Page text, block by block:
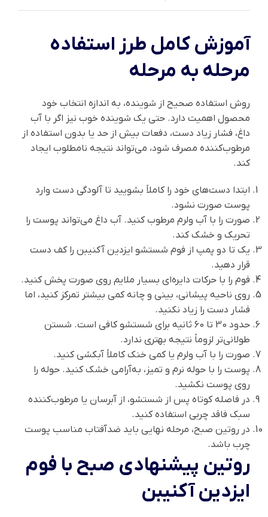
آموزش کامل طرز استفاده
مرحله به مرحله
روش استفاده صحیح از شوینده، به اندازه انتخاب خود
محصول اهمیت دارد. حتی یک شوینده خوب نیز اگر با آب
داغ، فشار زیاد دست، دفعات بیش از حد یا بدون استفاده از
مرطوب‌کننده مصرف شود، می‌تواند نتیجه نامطلوب ایجاد
کند.
ابتدا دست‌های خود را کاملاً بشویید تا آلودگی دست وارد
پوست صورت نشود.
صورت را با آب ولرم مرطوب کنید. آب داغ می‌تواند پوست را
تحریک و خشک کند.
یک تا دو پمپ از فوم شستشو ایزدین آکنیبن را کف دست
قرار دهید.
فوم را با حرکات دایره‌ای بسیار ملایم روی صورت پخش کنید.
روی ناحیه پیشانی، بینی و چانه کمی بیشتر تمرکز کنید، اما
فشار دست را زیاد نکنید.
حدود 30 تا 60 ثانیه برای شستشو کافی است. شستن
طولانی‌تر لزوماً نتیجه بهتری ندارد.
صورت را با آب ولرم یا کمی خنک کاملاً آبکشی کنید.
پوست را با حوله نرم و تمیز، به‌آرامی خشک کنید. حوله را
روی پوست نکشید.
در فاصله کوتاه پس از شستشو، از آبرسان یا مرطوب‌کننده
سبک فاقد چربی استفاده کنید.
در روتین صبح، مرحله نهایی باید ضدآفتاب مناسب پوست
چرب باشد.
روتین پیشنهادی صبح با فوم
ایزدین آکنیبن